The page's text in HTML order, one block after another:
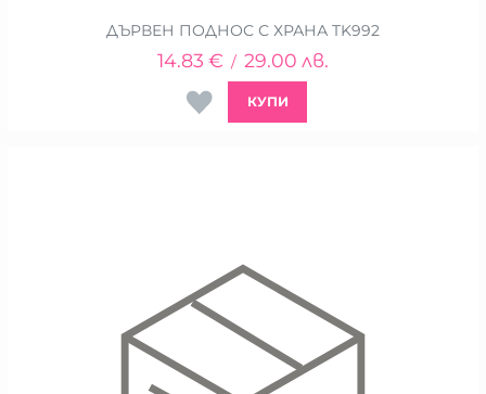
ДЪРВЕН ПОДНОС С ХРАНА TK992
14.83 € / 29.00 лв.
КУПИ